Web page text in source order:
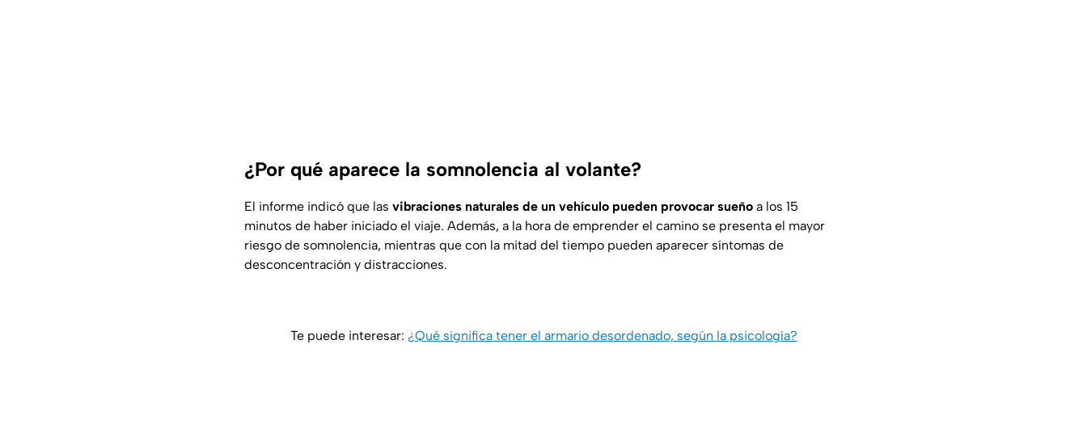
¿Por qué aparece la somnolencia al volante?
El informe indicó que las vibraciones naturales de un vehículo pueden provocar sueño a los 15
minutos de haber iniciado el viaje. Además, a la hora de emprender el camino se presenta el mayor
riesgo de somnolencia, mientras que con la mitad del tiempo pueden aparecer síntomas de
desconcentración y distracciones.
Te puede interesar: ¿Qué significa tener el armario desordenado, según la psicología?